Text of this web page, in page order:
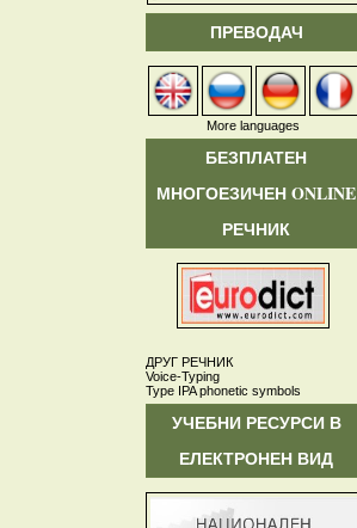
ПРЕВОДАЧ
More languages
БЕЗПЛАТЕН
МНОГОЕЗИЧЕН ONLINE
РЕЧНИК
ДРУГ РЕЧНИК
Voice-Typing
Type IPA phonetic symbols
УЧЕБНИ РЕСУРСИ В
ЕЛЕКТРОНЕН ВИД